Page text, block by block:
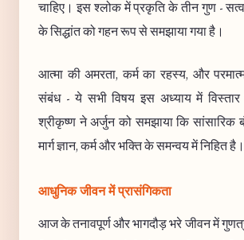
चाहिए। इस श्लोक में प्रकृति के तीन गुण -
के सिद्धांत को गहन रूप से समझाया गया है।
आत्मा की अमरता, कर्म का रहस्य, और
संबंध - ये सभी विषय इस अध्याय में
श्रीकृष्ण ने अर्जुन को समझाया कि सांसारिक
मार्ग ज्ञान, कर्म और भक्ति के समन्वय में निहित है।
आधुनिक जीवन में प्रासंगिकता
आज के तनावपूर्ण और भागदौड़ भरे जीवन में